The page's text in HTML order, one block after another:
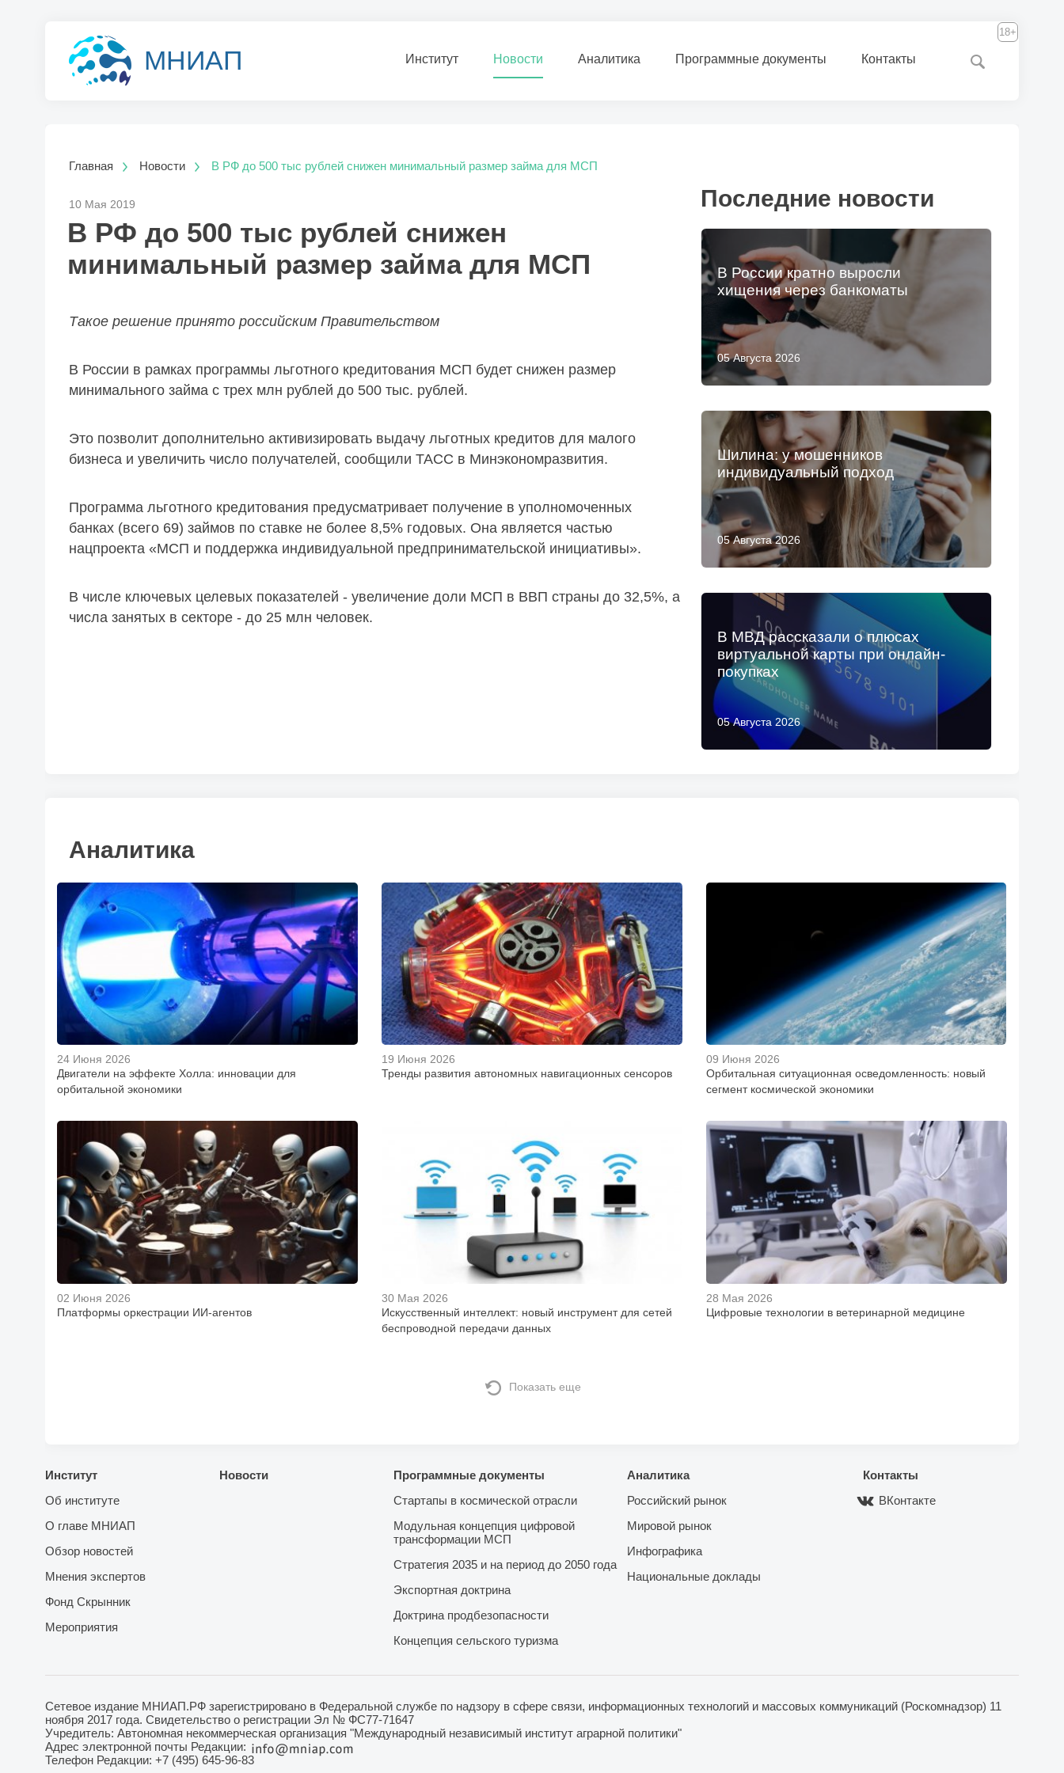
МНИАП Институт Новости Аналитика Программные документы Контакты
18+
Главная Новости В РФ до 500 тыс рублей снижен минимальный размер займа для МСП
10 Мая 2019
В РФ до 500 тыс рублей снижен
минимальный размер займа для МСП
Такое решение принято российским Правительством
В России в рамках программы льготного кредитования МСП будет снижен размер
минимального займа с трех млн рублей до 500 тыс. рублей.
Это позволит дополнительно активизировать выдачу льготных кредитов для малого
бизнеса и увеличить число получателей, сообщили ТАСС в Минэкономразвития.
Программа льготного кредитования предусматривает получение в уполномоченных
банках (всего 69) займов по ставке не более 8,5% годовых. Она является частью
нацпроекта «МСП и поддержка индивидуальной предпринимательской инициативы».
В числе ключевых целевых показателей - увеличение доли МСП в ВВП страны до 32,5%, а
числа занятых в секторе - до 25 млн человек.
Последние новости
05 Августа 2026
В России кратно выросли
хищения через банкоматы
05 Августа 2026
Шилина: у мошенников
индивидуальный подход
05 Августа 2026
В МВД рассказали о плюсах
виртуальной карты при онлайн-
покупках
Аналитика
24 Июня 2026
Двигатели на эффекте Холла: инновации для
орбитальной экономики
19 Июня 2026
Тренды развития автономных навигационных сенсоров
09 Июня 2026
Орбитальная ситуационная осведомленность: новый
сегмент космической экономики
02 Июня 2026
Платформы оркестрации ИИ-агентов
30 Мая 2026
Искусственный интеллект: новый инструмент для сетей
беспроводной передачи данных
28 Мая 2026
Цифровые технологии в ветеринарной медицине
Показать еще
Институт
Об институте
О главе МНИАП
Обзор новостей
Мнения экспертов
Фонд Скрынник
Мероприятия
Новости
Программные документы
Стартапы в космической отрасли
Модульная концепция цифровой
трансформации МСП
Стратегия 2035 и на период до 2050 года
Экспортная доктрина
Доктрина продбезопасности
Концепция сельского туризма
Аналитика
Российский рынок
Мировой рынок
Инфографика
Национальные доклады
Контакты
ВКонтакте
Сетевое издание МНИАП.РФ зарегистрировано в Федеральной службе по надзору в сфере связи, информационных технологий и массовых коммуникаций (Роскомнадзор) 11
ноября 2017 года. Свидетельство о регистрации Эл № ФС77-71647
Учредитель: Автономная некоммерческая организация "Международный независимый институт аграрной политики"
Адрес электронной почты Редакции:
Телефон Редакции: +7 (495) 645-96-83